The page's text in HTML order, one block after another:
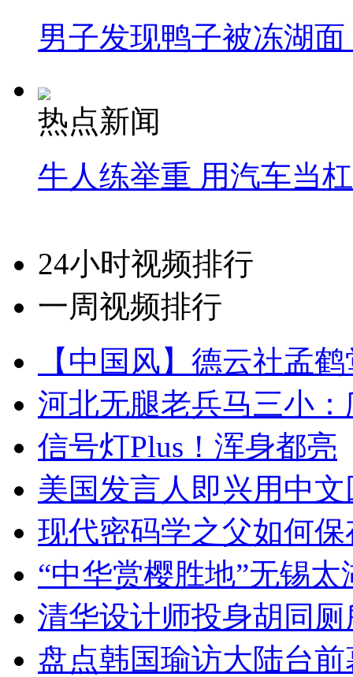
男子发现鸭子被冻湖
热点新闻
牛人练举重 用汽车当
24小时视频排行
一周视频排行
【中国风】德云社孟
河北无腿老兵马三小
信号灯Plus！浑身都亮
美国发言人即兴用中
现代密码学之父如何
“中华赏樱胜地”无锡
清华设计师投身胡同
盘点韩国瑜访大陆台